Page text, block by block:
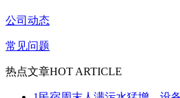
公司动态
常见问题
热点文章HOT ARTICLE